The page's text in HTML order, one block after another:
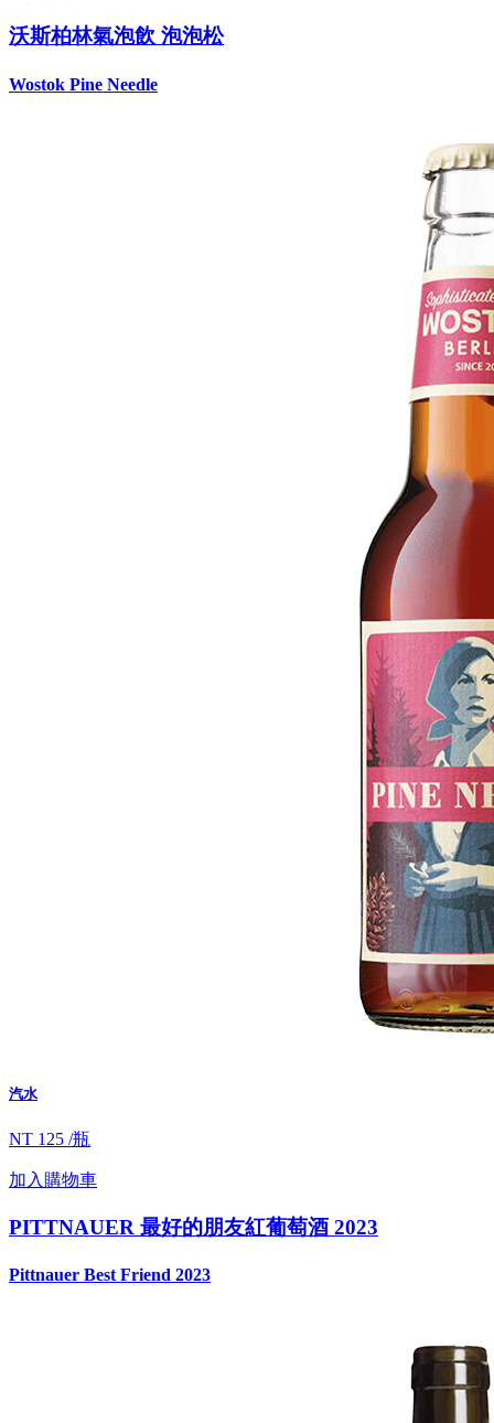
沃斯柏林氣泡飲 泡泡松
Wostok Pine Needle
汽水
NT 125 /瓶
加入購物車
PITTNAUER 最好的朋友紅葡萄酒 2023
Pittnauer Best Friend 2023